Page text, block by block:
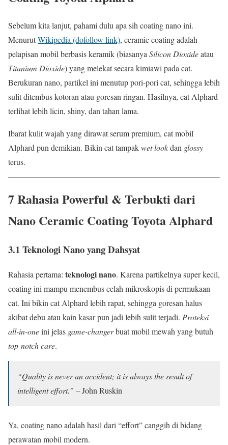
Sebelum kita lanjut, pahami dulu apa sih coating nano ini.
MenurutWikipedia (dofollow link), ceramic coating adalah
pelapisan mobil berbasis keramik (biasanya Silicon Dioxideatau
Titanium Dioxide) yang melekat secara kimiawi pada cat.
Berukuran nano, partikel ini menutup pori-pori cat, sehingga lebih
sulit ditembus kotoran atau goresan ringan. Hasilnya, cat Alphard
terlihat lebih licin, shiny, dan tahan lama.
Ibarat kulit wajah yang dirawat serum premium, cat mobil
Alphard pun demikian. Bikin cat tampakwet lookdan glossy
terus.
7 Rahasia Powerful & Terbukti dari
Nano Ceramic Coating Toyota Alphard
3.1 Teknologi Nano yang Dahsyat
Rahasia pertama: teknologi nano. Karena partikelnya super kecil,
coating ini mampu menembus celah mikroskopis di permukaan
cat. Ini bikin cat Alphard lebih rapat, sehingga goresan halus
akibat debu atau kain kasar pun jadi lebih sulit terjadi. Proteksi
all-in-oneini jelas game-changerbuat mobil mewah yang butuh
top-notch care.
“Quality is never an accident; it is always the result of
intelligent effort.” – John Ruskin
Ya, coating nano adalah hasil dari “effort” canggih di bidang
perawatan mobil modern.